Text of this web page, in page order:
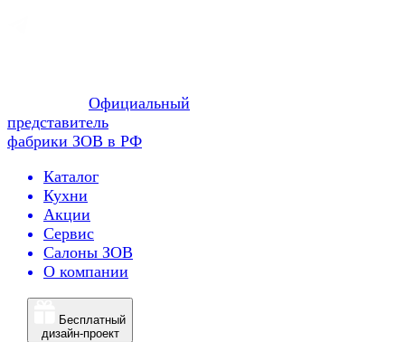
Официальный
представитель
фабрики ЗОВ в РФ
Каталог
Кухни
Акции
Сервис
Салоны ЗОВ
О компании
Бесплатный
дизайн-проект